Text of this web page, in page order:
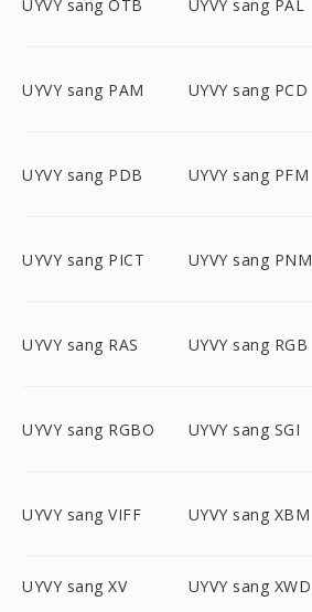
UYVY sang OTB UYVY sang PAL
UYVY sang PAM UYVY sang PCD
UYVY sang PDB UYVY sang PFM
UYVY sang PICT UYVY sang PNM
UYVY sang RAS UYVY sang RGB
UYVY sang RGBO UYVY sang SGI
UYVY sang VIFF UYVY sang XBM
UYVY sang XV UYVY sang XWD